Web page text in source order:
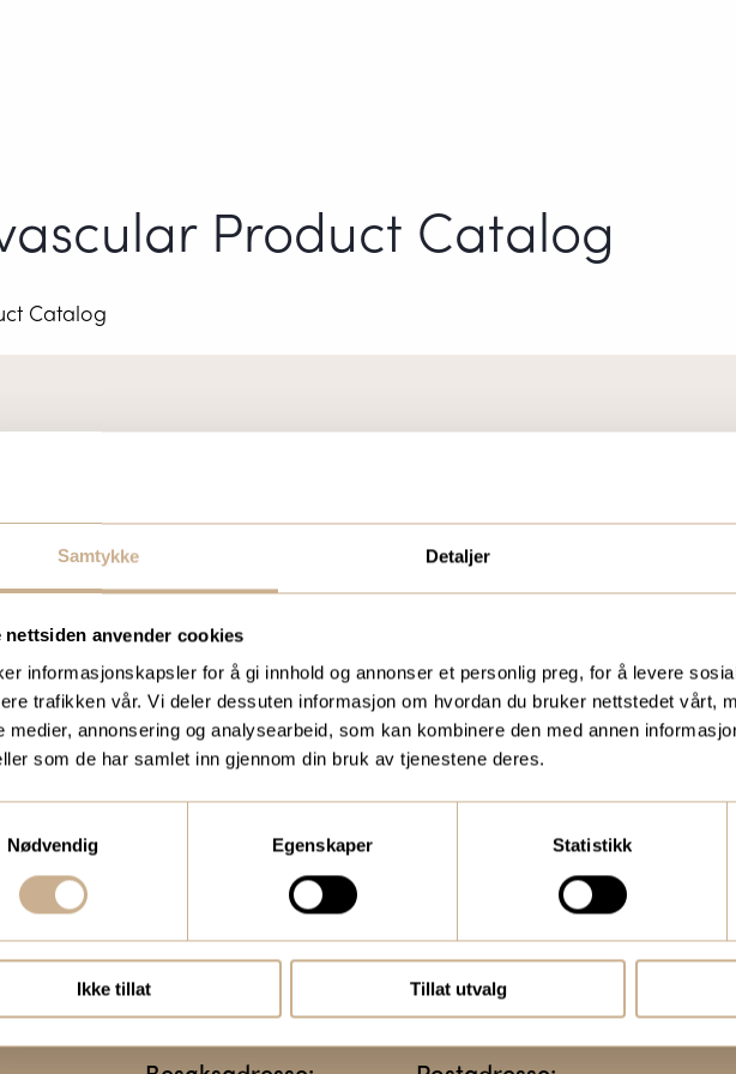
Samtykke Detaljer
nettsiden anvender cookies
informasjonskapsler for å gi innhold og annonser et personlig preg, for å levere
trafikken vår. Vi deler dessuten informasjon om hvordan du bruker nettstedet vårt,
medier, annonsering og analysearbeid, som kan kombinere den med annen
som de har samlet inn gjennom din bruk av tjenestene deres.
Nødvendig
Egenskaper Statistikk
Ikke tillat Tillat utvalg
Product Catalog
Catalog
VÅRE PRODUKTER?
våre medarbeidere, eller
BESTILL VÅRT
To ganger i året
kundemagasin med
traume, kirurgi,
Bestill Ortomedia